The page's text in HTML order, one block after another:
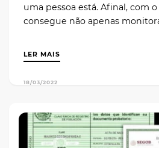
uma pessoa está. Afinal, com
consegue não apenas
LER MAIS
18/03/2022